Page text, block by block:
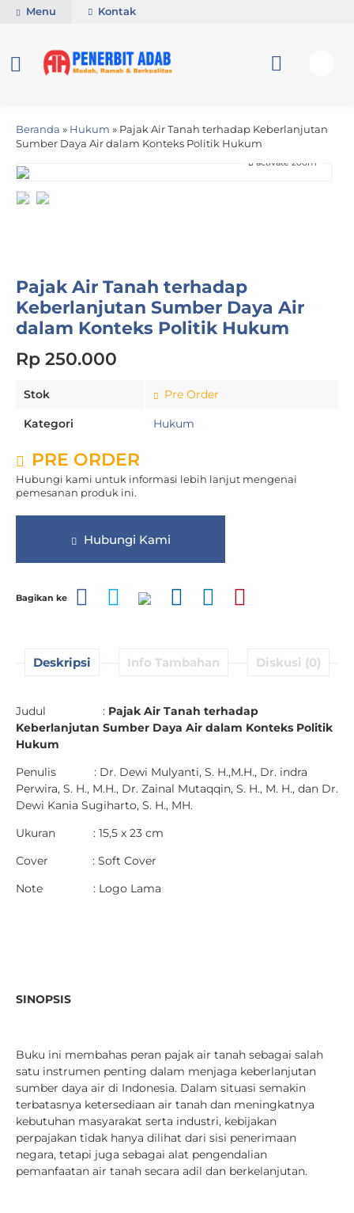
Menu Kontak
Beranda » Hukum » Pajak Air Tanah terhadap Keberlanjutan
Sumber Daya Air dalam Konteks Politik Hukum
activate zoom
Pajak Air Tanah terhadap
Keberlanjutan Sumber Daya Air
dalam Konteks Politik Hukum
Rp 250.000
Stok Pre Order
Kategori Hukum
PRE ORDER
Hubungi kami untuk informasi lebih lanjut mengenai
pemesanan produk ini.
Hubungi Kami
Bagikan ke
Deskripsi Info Tambahan Diskusi (0)
Judul : Pajak Air Tanah terhadap
Keberlanjutan Sumber Daya Air dalam Konteks Politik
Hukum
Penulis : Dr. Dewi Mulyanti, S. H.,M.H., Dr. indra
Perwira, S. H., M.H., Dr. Zainal Mutaqqin, S. H., M. H., dan Dr.
Dewi Kania Sugiharto, S. H., MH.
Ukuran : 15,5 x 23 cm
Cover : Soft Cover
Note : Logo Lama
SINOPSIS
Buku ini membahas peran pajak air tanah sebagai salah
satu instrumen penting dalam menjaga keberlanjutan
sumber daya air di Indonesia. Dalam situasi semakin
terbatasnya ketersediaan air tanah dan meningkatnya
kebutuhan masyarakat serta industri, kebijakan
perpajakan tidak hanya dilihat dari sisi penerimaan
negara, tetapi juga sebagai alat pengendalian
pemanfaatan air tanah secara adil dan berkelanjutan.